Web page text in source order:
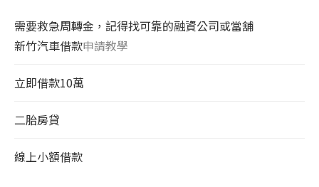
需要救急周轉金，記得找可靠的融資公司或當舖
新竹汽車借款申請教學
立即借款10萬
二胎房貸
線上小額借款